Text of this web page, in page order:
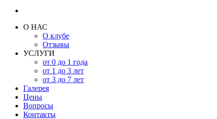
О НАС
О клубе
Отзывы
УСЛУГИ
от 0 до 1 года
от 1 до 3 лет
от 3 до 7 лет
Галерея
Цены
Вопросы
Контакты